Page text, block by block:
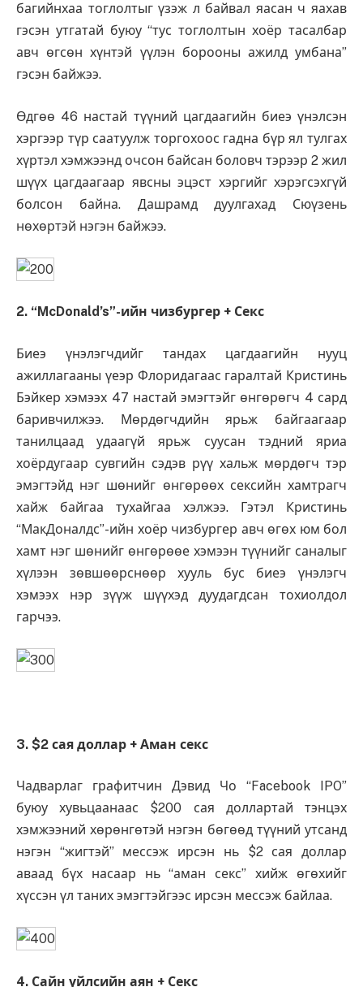
багийнхаа тоглолтыг үзэж л байвал яасан ч яахав
гэсэн утгатай буюу “тус тоглолтын хоёр тасалбар
авч өгсөн хүнтэй үүлэн борооны ажилд умбана”
гэсэн байжээ.
Өдгөө 46 настай түүний цагдаагийн биеэ үнэлсэн
хэргээр түр саатуулж торгохоос гадна бүр ял тулгах
хүртэл хэмжээнд очсон байсан боловч тэрээр 2 жил
шүүх цагдаагаар явсны эцэст хэргийг хэрэгсэхгүй
болсон байна. Дашрамд дуулгахад Сюүзень
нөхөртэй нэгэн байжээ.
2. “McDonald’s”-ийн чизбургер + Секс
Биеэ үнэлэгчдийг тандах цагдаагийн нууц
ажиллагааны үеэр Флоридагаас гаралтай Кристинь
Бэйкер хэмээх 47 настай эмэгтэйг өнгөрөгч 4 сард
баривчилжээ. Мөрдөгчдийн ярьж байгаагаар
танилцаад удаагүй ярьж суусан тэдний яриа
хоёрдугаар сувгийн сэдэв рүү хальж мөрдөгч тэр
эмэгтэйд нэг шөнийг өнгөрөөх сексийн хамтрагч
хайж байгаа тухайгаа хэлжээ. Гэтэл Кристинь
“МакДоналдс”-ийн хоёр чизбургер авч өгөх юм бол
хамт нэг шөнийг өнгөрөөе хэмээн түүнийг саналыг
хүлээн зөвшөөрснөөр хууль бус биеэ үнэлэгч
хэмээх нэр зүүж шүүхэд дуудагдсан тохиолдол
гарчээ.
3. $2 сая доллар + Аман секс
Чадварлаг графитчин Дэвид Чо “Facebook IPO”
буюу хувьцаанаас $200 сая доллартай тэнцэх
хэмжээний хөрөнгөтэй нэгэн бөгөөд түүний утсанд
нэгэн “жигтэй” мессэж ирсэн нь $2 сая доллар
аваад бүх насаар нь “аман секс” хийж өгөхийг
хүссэн үл таних эмэгтэйгээс ирсэн мессэж байлаа.
4. Сайн үйлсийн аян + Секс